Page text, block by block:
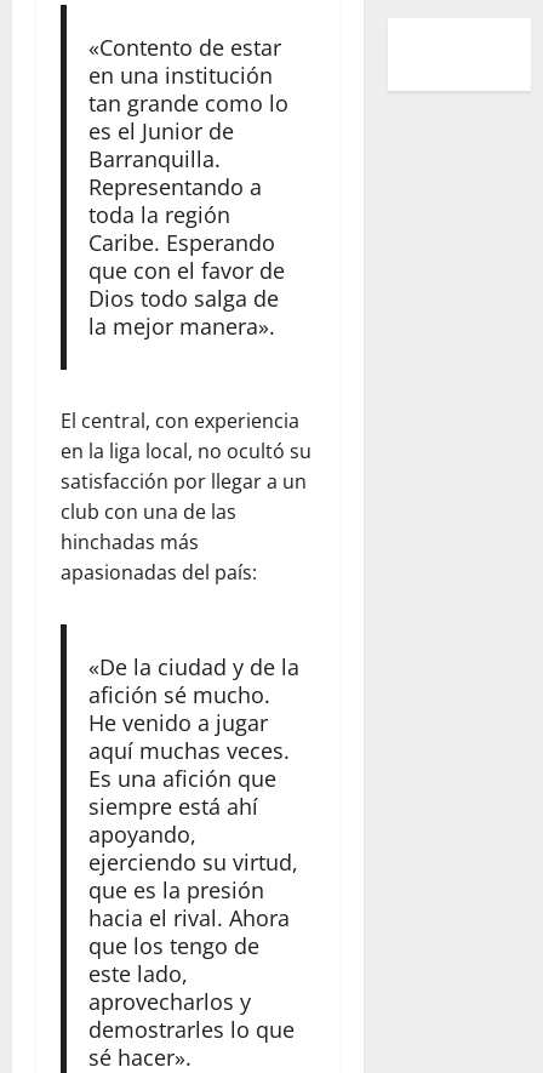
«Contento de estar
en una institución
tan grande como lo
es el Junior de
Barranquilla.
Representando a
toda la región
Caribe. Esperando
que con el favor de
Dios todo salga de
la mejor manera».
El central, con experiencia
en la liga local, no ocultó su
satisfacción por llegar a un
club con una de las
hinchadas más
apasionadas del país:
«De la ciudad y de la
afición sé mucho.
He venido a jugar
aquí muchas veces.
Es una afición que
siempre está ahí
apoyando,
ejerciendo su virtud,
que es la presión
hacia el rival. Ahora
que los tengo de
este lado,
aprovecharlos y
demostrarles lo que
sé hacer».